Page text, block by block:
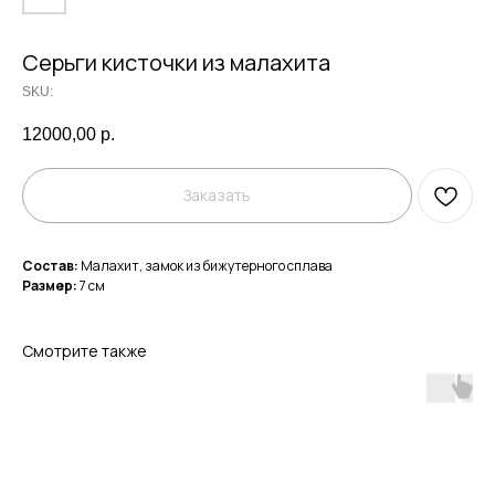
Серьги кисточки из малахита
SKU:
12000,00 р.
Заказать
Состав: Малахит, замок из бижутерного сплава
Размер:7 см
Смотрите также